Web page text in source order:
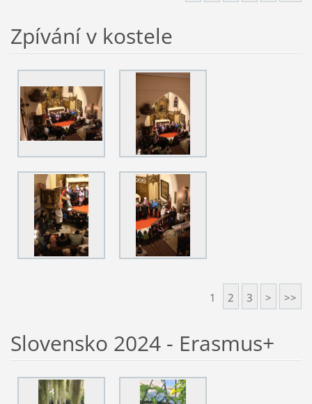
Zpívání v kostele
1 2 3 > >>
Slovensko 2024 - Erasmus+